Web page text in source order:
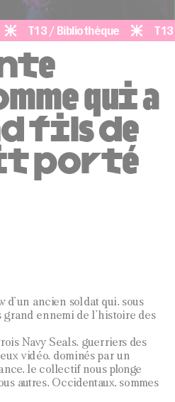
/ Bibliothèque T13 /
qui a
fils de
porté
ancien soldat qui, sous
grand ennemi de l’histoire des
Navy Seals, guerriers des
vidéo, dominés par un
le collectif nous plonge
autres, Occidentaux, sommes